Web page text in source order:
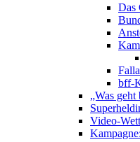
Das
bff-
„Was
Video-